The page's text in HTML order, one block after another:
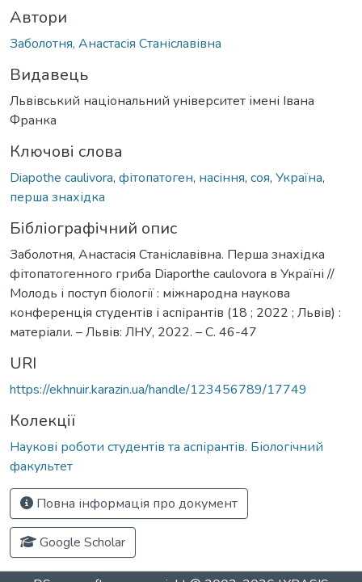
Автори
Заболотня, Анастасія Станіславівна
Видавець
Львівський національний університет імені Івана
Франка
Ключові слова
Diapothe caulivora, фітопатоген, насіння, соя, Україна,
перша знахідка
Бібліографічний опис
Заболотня, Анастасія Станіславівна. Перша знахідка
фітопатогенного гриба Diaporthe caulovora в Україні //
Молодь і поступ біології : міжнародна наукова
конференція студентів і аспірантів (18 ; 2022 ; Львів) :
матеріали. – Львів: ЛНУ, 2022. – С. 46-47
URI
https://ekhnuir.karazin.ua/handle/123456789/17749
Колекції
Наукові роботи студентів та аспірантів. Біологічний
факультет
Повна інформація про документ
Google Scholar